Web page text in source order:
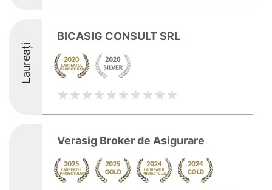
Laureați
BICASIG CONSULT SRL
Verasig Broker de Asigurare